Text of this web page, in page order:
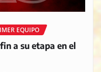
EQUIPO
a su etapa en el